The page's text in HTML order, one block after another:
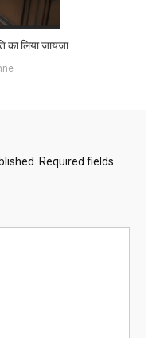
का लिया जायजा
Required fields